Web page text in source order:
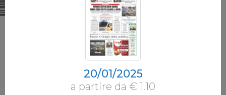
20/01/2025
a partire da € 1.10